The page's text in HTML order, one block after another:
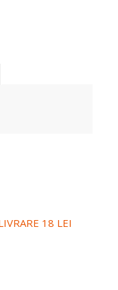
18 LEI